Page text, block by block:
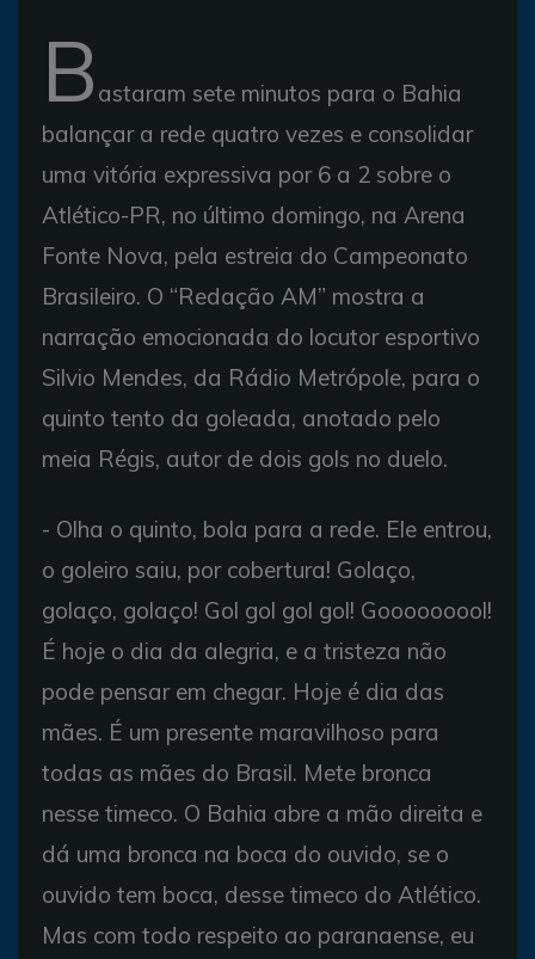
B astaram sete minutos para o Bahia
balançar a rede quatro vezes e consolidar
uma vitória expressiva por 6 a 2 sobre o
Atlético-PR, no último domingo, na Arena
Fonte Nova, pela estreia do Campeonato
Brasileiro. O “Redação AM” mostra a
narração emocionada do locutor esportivo
Silvio Mendes, da Rádio Metrópole, para o
quinto tento da goleada, anotado pelo
meia Régis, autor de dois gols no duelo.
- Olha o quinto, bola para a rede. Ele entrou,
o goleiro saiu, por cobertura! Golaço,
golaço, golaço! Gol gol gol gol! Gooooooool!
É hoje o dia da alegria, e a tristeza não
pode pensar em chegar. Hoje é dia das
mães. É um presente maravilhoso para
todas as mães do Brasil. Mete bronca
nesse timeco. O Bahia abre a mão direita e
dá uma bronca na boca do ouvido, se o
ouvido tem boca, desse timeco do Atlético.
Mas com todo respeito ao paranaense, eu